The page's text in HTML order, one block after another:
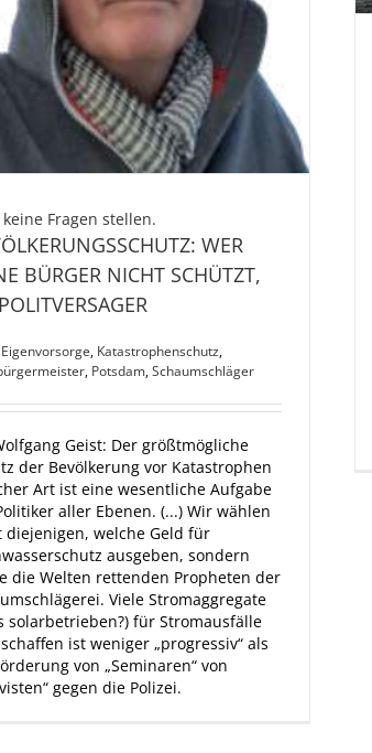
Fragen stellen.
WER
BÜRGER NICHT SCHÜTZT,
Eigenvorsorge, Katastrophenschutz,
, Potsdam,Schaumschläger
Geist: Der größtmögliche
der Bevölkerung vor Katastrophen
Art ist eine wesentliche Aufgabe
aller Ebenen. (...) Wir wählen
diejenigen, welche Geld für
ausgeben, sondern
die Welten rettenden Propheten der
Viele Stromaggregate
solarbetrieben?) für Stromausfälle
ist weniger „progressiv“ als
von „Seminaren“ von
gegen die Polizei.